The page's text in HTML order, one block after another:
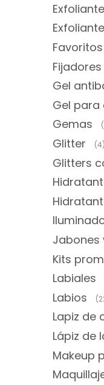
Gel
Gel para
Gemas
Glitter (4)
Glitters
Jabones
Kits
Labiales
Labios
Lapiz de
Lápiz de
Makeup